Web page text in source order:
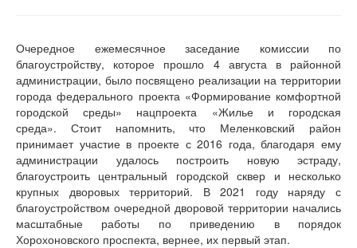
Очередное ежемесячное заседание комиссии по
благоустройству, которое прошло 4 августа в районной
администрации, было посвящено реализации на территории
города федерального проекта «Формирование комфортной
городской среды» нацпроекта «Жилье и городская
среда». Стоит напомнить, что Меленковский район
принимает участие в проекте с 2016 года, благодаря ему
администрации удалось построить новую эстраду,
благоустроить центральный городской сквер и несколько
крупных дворовых территорий. В 2021 году наряду с
благоустройством очередной дворовой территории начались
масштабные работы по приведению в порядок
Хорохоновского проспекта, вернее, их первый этап.